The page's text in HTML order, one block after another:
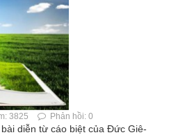
3825 Phản hồi: 0
diễn từ cáo biệt của Đức Giê-